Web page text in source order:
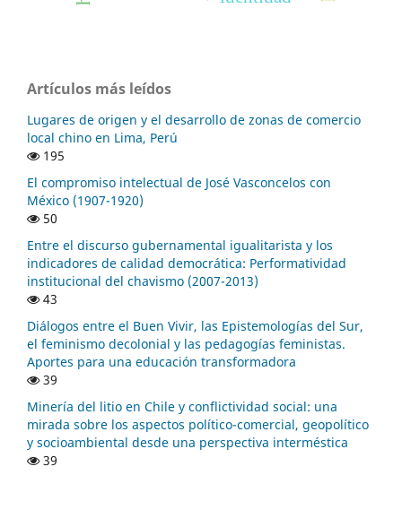
Artículos más leídos
Lugares de origen y el desarrollo de zonas de comercio
local chino en Lima, Perú
195
El compromiso intelectual de José Vasconcelos con
México (1907-1920)
50
Entre el discurso gubernamental igualitarista y los
indicadores de calidad democrática: Performatividad
institucional del chavismo (2007-2013)
43
Diálogos entre el Buen Vivir, las Epistemologías del Sur,
el feminismo decolonial y las pedagogías feministas.
Aportes para una educación transformadora
39
Minería del litio en Chile y conflictividad social: una
mirada sobre los aspectos político-comercial, geopolítico
y socioambiental desde una perspectiva interméstica
39